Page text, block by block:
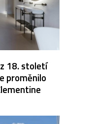
18. století
proměnilo